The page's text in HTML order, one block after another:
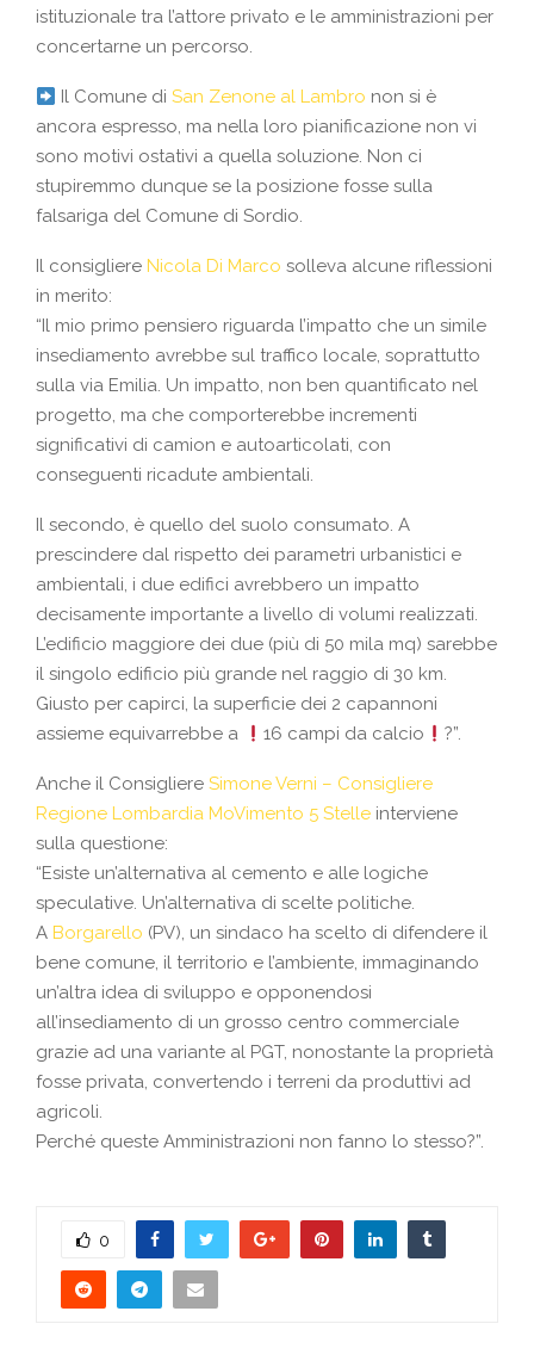
istituzionale tra l’attore privato e le amministrazioni per
concertarne un percorso.
Il Comune diSan Zenone al Lambro non si è
ancora espresso, ma nella loro pianificazione non vi
sono motivi ostativi a quella soluzione. Non ci
stupiremmo dunque se la posizione fosse sulla
falsariga del Comune di Sordio.
Il consigliere Nicola Di Marco solleva alcune riflessioni
in merito:
“Il mio primo pensiero riguarda l’impatto che un simile
insediamento avrebbe sul traffico locale, soprattutto
sulla via Emilia. Un impatto, non ben quantificato nel
progetto, ma che comporterebbe incrementi
significativi di camion e autoarticolati, con
conseguenti ricadute ambientali.
Il secondo, è quello del suolo consumato. A
prescindere dal rispetto dei parametri urbanistici e
ambientali, i due edifici avrebbero un impatto
decisamente importante a livello di volumi realizzati.
L’edificio maggiore dei due (più di 50 mila mq) sarebbe
il singolo edificio più grande nel raggio di 30 km.
Giusto per capirci, la superficie dei 2 capannoni
assieme equivarrebbe a
16 campi da calcio ?”.
Anche il Consigliere Simone Verni – Consigliere
Regione Lombardia MoVimento 5 Stelle interviene
sulla questione:
“Esiste un’alternativa al cemento e alle logiche
speculative. Un’alternativa di scelte politiche.
A Borgarello (PV), un sindaco ha scelto di difendere il
bene comune, il territorio e l’ambiente, immaginando
un’altra idea di sviluppo e opponendosi
all’insediamento di un grosso centro commerciale
grazie ad una variante al PGT, nonostante la proprietà
fosse privata, convertendo i terreni da produttivi ad
agricoli.
Perché queste Amministrazioni non fanno lo stesso?”.
0